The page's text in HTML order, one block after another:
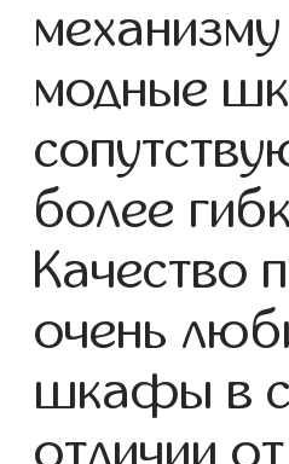
модные
более
Качество
очень
шкафы в
отличии